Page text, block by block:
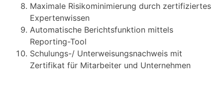
Maximale Risikominimierung durch zertifiziertes
Expertenwissen
Automatische Berichtsfunktion mittels
Reporting-Tool
Schulungs-/ Unterweisungsnachweis mit
Zertifikat für Mitarbeiter und Unternehmen